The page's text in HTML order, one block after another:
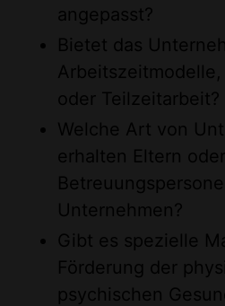
angepasst?
Bietet das
oder Teilzeitarbeit?
Welche Art von
erhalten Eltern oder
Unternehmen?
Gibt es spezielle
Förderung der
psychischen